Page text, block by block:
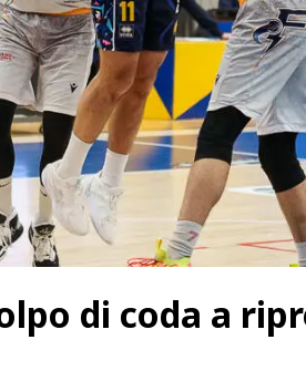
di coda a